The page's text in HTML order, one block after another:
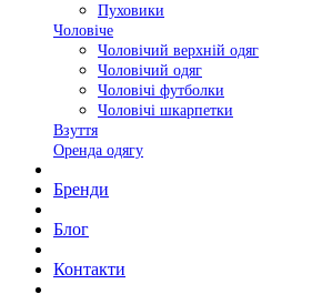
Пуховики
Чоловіче
Чоловічий верхній одяг
Чоловічий одяг
Чоловічі футболки
Чоловічі шкарпетки
Взуття
Оренда одягу
Бренди
Блог
Контакти